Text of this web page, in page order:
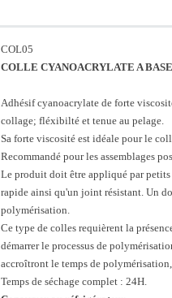
COL05
COLLE CYANOACRYLATE A
Adhésif cyanoacrylate de forte
collage; fléxibilté et tenue au pelage.
Sa forte viscosité est idéale pour le
Recommandé pour les assemblages
Le produit doit être appliqué par
rapide ainsi qu'un joint résistant. Un
polymérisation.
Ce type de colles requièrent la
démarrer le processus de
accroîtront le temps de
Temps de séchage complet : 24H.